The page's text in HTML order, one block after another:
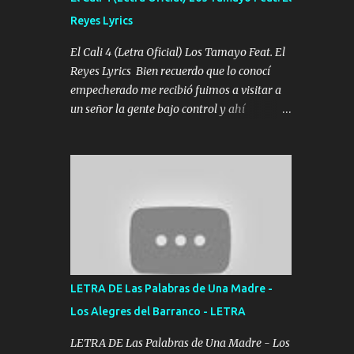
agarrar el vuelo y la mente y tranquilizando
Tomense un buen trago Y así es como
empezamos los versos que voy cantando
(Music) A vido alta y bajas La carreta se
atora Pero nunca le aflojamos Ya me han
pasado cosas Y aunque ustedes no sepan
es...
Reyes Lyrics
El Cali 4 (Letra Oficial) Los Tamayo Feat. El
Reyes Lyrics Bien recuerdo que lo conocí
empecherado me recibió fuimos a visitar a
un señor la gente bajo control y ahí
reglas no secuestr0 no r0bar De La C giró la
orden nos comanda el doble P bien firmes
con Alto PRIETO y la camisa es color Verde y
peleam0s la Bandera por todita a la ciudad
con los drones patrullando la Frontera De
blancas ya hace falta mi APA FLACO verde
se le extraña pa que sepan Aquí Pura GENTE
LETRA DE Las Palabras de Una Madre -
Los Alegres del Barranco - LETRA
LETRA DE Las Palabras de Una Madre - Los